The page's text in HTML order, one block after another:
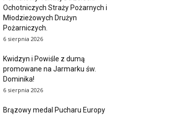
Ochotniczych Straży Pożarnych i
Młodzieżowych Drużyn
Pożarniczych.
6 sierpnia 2026
Kwidzyn i Powiśle z dumą
promowane na Jarmarku św.
Dominika!
6 sierpnia 2026
Brązowy medal Pucharu Europy